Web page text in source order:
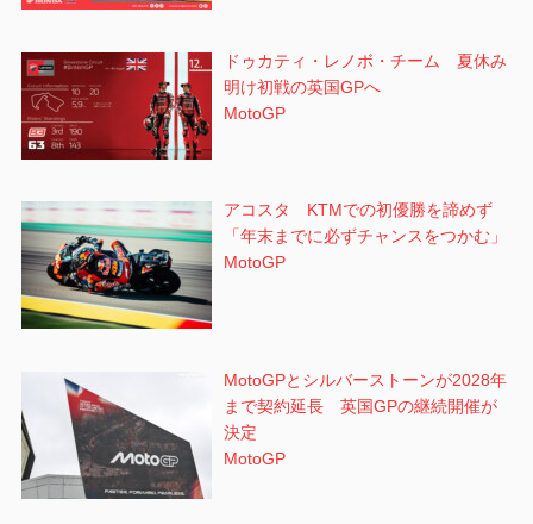
ドゥカティ・レノボ・チーム 夏休み
明け初戦の英国GPへ
MotoGP
アコスタ KTMでの初優勝を諦めず
「年末までに必ずチャンスをつかむ」
MotoGP
MotoGPとシルバーストーンが2028年
まで契約延長 英国GPの継続開催が
決定
MotoGP